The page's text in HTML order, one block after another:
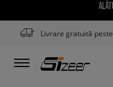
Livrare gratuită peste